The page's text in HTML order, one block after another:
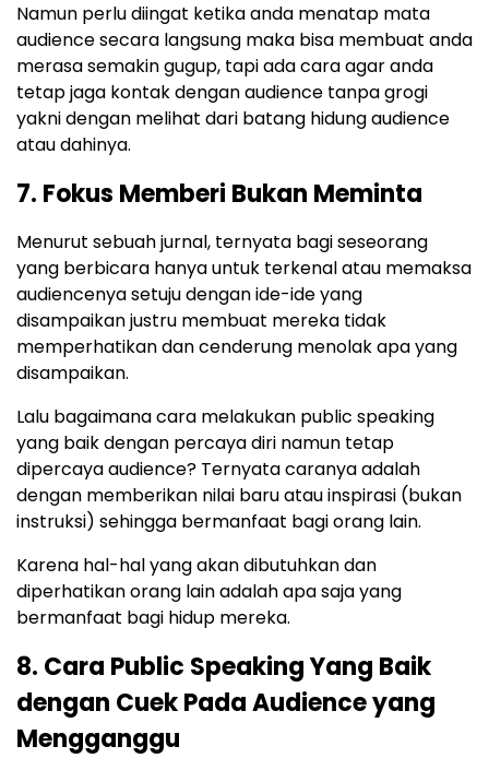
Namun perlu diingat ketika anda menatap mata
audience secara langsung maka bisa membuat anda
merasa semakin gugup, tapi ada cara agar anda
tetap jaga kontak dengan audience tanpa grogi
yakni dengan melihat dari batang hidung audience
atau dahinya.
7. Fokus Memberi Bukan Meminta
Menurut sebuah jurnal, ternyata bagi seseorang
yang berbicara hanya untuk terkenal atau memaksa
audiencenya setuju dengan ide-ide yang
disampaikan justru membuat mereka tidak
memperhatikan dan cenderung menolak apa yang
disampaikan.
Lalu bagaimana cara melakukan public speaking
yang baik dengan percaya diri namun tetap
dipercaya audience? Ternyata caranya adalah
dengan memberikan nilai baru atau inspirasi (bukan
instruksi) sehingga bermanfaat bagi orang lain.
Karena hal-hal yang akan dibutuhkan dan
diperhatikan orang lain adalah apa saja yang
bermanfaat bagi hidup mereka.
8. Cara Public Speaking Yang Baik
dengan Cuek Pada Audience yang
Mengganggu